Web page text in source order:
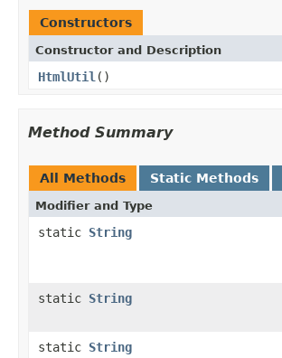
Constructors
Constructor and Description
HtmlUtil ()
Method Summary
All Methods Static Methods
Modifier and Type
static String
static String
static String